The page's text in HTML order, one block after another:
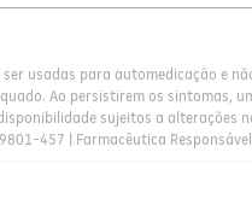
usadas para automedicação e
Ao persistirem os sintomas,
sujeitos a alterações
457 | Farmacêutica